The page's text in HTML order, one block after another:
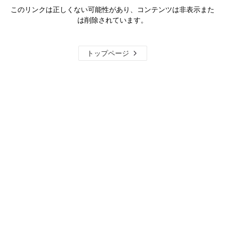
このリンクは正しくない可能性があり、コンテンツは非表示また
は削除されています。
トップページ